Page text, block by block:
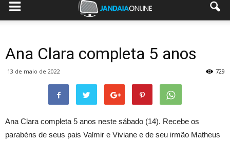
Ana Clara completa 5 anos
13 de maio de 2022 729
Ana Clara completa 5 anos neste sábado (14). Recebe os
parabéns de seus pais Valmir e Viviane e de seu irmão Matheus